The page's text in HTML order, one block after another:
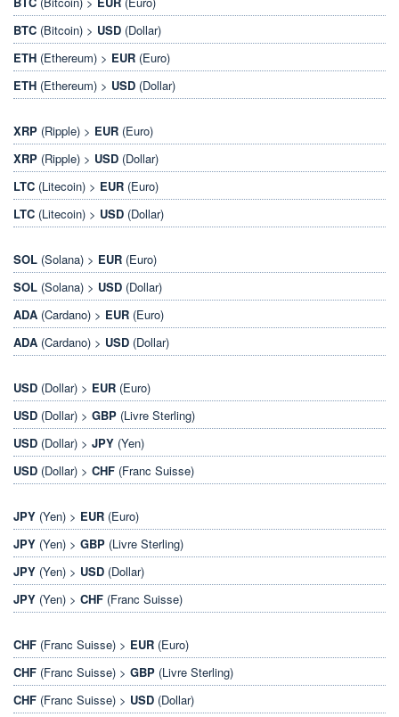
BTC (Bitcoin) > USD (Dollar)
ETH (Ethereum) > EUR (Euro)
ETH (Ethereum) > USD (Dollar)
XRP (Ripple) > EUR (Euro)
XRP (Ripple) > USD (Dollar)
LTC (Litecoin) > EUR (Euro)
LTC (Litecoin) > USD (Dollar)
SOL (Solana) > EUR (Euro)
SOL (Solana) > USD (Dollar)
ADA (Cardano) > EUR (Euro)
ADA (Cardano) > USD (Dollar)
USD (Dollar) > EUR (Euro)
USD (Dollar) > GBP (Livre Sterling)
USD (Dollar) > JPY (Yen)
USD (Dollar) > CHF (Franc Suisse)
JPY (Yen) > EUR (Euro)
JPY (Yen) > GBP (Livre Sterling)
JPY (Yen) > USD (Dollar)
JPY (Yen) > CHF (Franc Suisse)
CHF (Franc Suisse) > EUR (Euro)
CHF (Franc Suisse) > GBP (Livre Sterling)
CHF (Franc Suisse) > USD (Dollar)